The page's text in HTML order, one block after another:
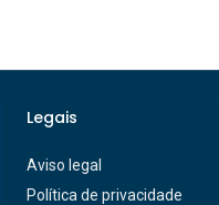
Legais
Aviso legal
Política de privacidade